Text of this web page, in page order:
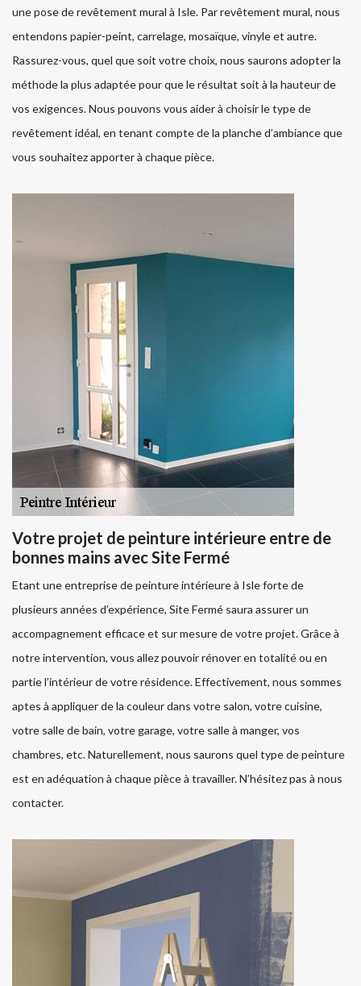
une pose de revêtement mural à Isle. Par revêtement mural, nous
entendons papier-peint, carrelage, mosaïque, vinyle et autre.
Rassurez-vous, quel que soit votre choix, nous saurons adopter la
méthode la plus adaptée pour que le résultat soit à la hauteur de
vos exigences. Nous pouvons vous aider à choisir le type de
revêtement idéal, en tenant compte de la planche d’ambiance que
vous souhaitez apporter à chaque pièce.
Votre projet de peinture intérieure entre de
bonnes mains avec Site Fermé
Etant une entreprise de peinture intérieure à Isle forte de
plusieurs années d’expérience, Site Fermé saura assurer un
accompagnement efficace et sur mesure de votre projet. Grâce à
notre intervention, vous allez pouvoir rénover en totalité ou en
partie l’intérieur de votre résidence. Effectivement, nous sommes
aptes à appliquer de la couleur dans votre salon, votre cuisine,
votre salle de bain, votre garage, votre salle à manger, vos
chambres, etc. Naturellement, nous saurons quel type de peinture
est en adéquation à chaque pièce à travailler. N’hésitez pas à nous
contacter.